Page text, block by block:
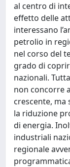
al centro di
effetto delle
interessano
petrolio in
nel corso del
grado di
nazionali.
non concorre
crescente,
la riduzione
di energia.
industriali
regionale